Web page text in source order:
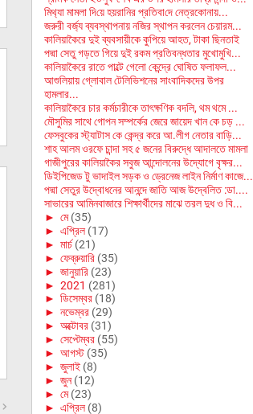
মিথ‌্যা মামলা দি‌য়ে হয়রা‌নির প্রতিবা‌দে নেত্রকোনায়...
জরুরী বর্জ্য ব্যবস্থাপনায় নজির স্থাপন করলেন চেয়ারম...
কালিয়াকৈরে দুই ব্যবসায়ীকে কুপিয়ে আহত, টাকা ছিনতাই
পদ্মা সেতু গড়তে গিয়ে দুই রকম প্রতিবন্ধতার মুখোমুখি...
কালিয়াকৈরে রাতে পাল্টে গেলো কেন্দ্রে ঘোষিত ফলাফল...
আশুলিয়ায় গ্লোবাল টেলিভিশনের সাংবাদিকদের উপর
হামলার...
কালিয়াকৈরে চার কর্মচারীকে তাৎক্ষণিক বদলি, থম থমে ...
মৌসুমির সাথে গোপন সম্পর্কের জেরে জায়েদ খান কে চড় ...
ফেসবুকের স্ট্যাটাস কে কেন্দ্র করে আ.লীগ নেতার বাড়ি...
শাহ আলম ওরফে চান্দা সহ ৫ জনের বিরুদ্ধে আদালতে মামলা
গাজীপুরের কালিয়াকৈর সবুজ আন্দোলনের উদ্যোগে বৃক্ষর...
ডিইপিজেড টু ভাদাইল সড়ক ও ড্রেনেজ লাইন নির্মাণ কাজে...
পদ্মা সেতুর উদ্বোধনের আনন্দে জাতি আজ উদ্বেলিত :ডা....
সাভারের আমিনবাজারে শিক্ষার্থীদের মাঝে তরল দুধ ও বি...
► মে (35)
► এপ্রিল (17)
► মার্চ (21)
► ফেব্রুয়ারি (35)
► জানুয়ারি (23)
► 2021 (281)
► ডিসেম্বর (18)
► নভেম্বর (29)
► অক্টোবর (31)
► সেপ্টেম্বর (55)
► আগস্ট (35)
► জুলাই (8)
► জুন (12)
► মে (23)
► এপ্রিল (8)